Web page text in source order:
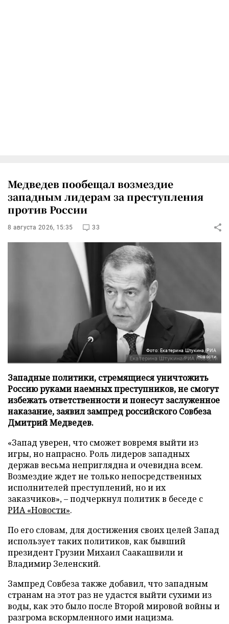
Медведев пообещал возмездие
западным лидерам за преступления
против России
8 августа 2026, 15:35 33
Фото: Екатерина Штукина/РИА
Новости
Западные политики, стремящиеся уничтожить
Россию руками наемных преступников, не смогут
избежать ответственности и понесут заслуженное
наказание, заявил зампред российского Совбеза
Дмитрий Медведев.
«Запад уверен, что сможет вовремя выйти из
игры, но напрасно. Роль лидеров западных
держав весьма неприглядна и очевидна всем.
Возмездие ждет не только непосредственных
исполнителей преступлений, но и их
заказчиков», – подчеркнул политик в беседе с
РИА «Новости».
По его словам, для достижения своих целей Запад
использует таких политиков, как бывший
президент Грузии Михаил Саакашвили и
Владимир Зеленский.
Зампред Совбеза также добавил, что западным
странам на этот раз не удастся выйти сухими из
воды, как это было после Второй мировой войны и
разгрома вскормленного ими нацизма.